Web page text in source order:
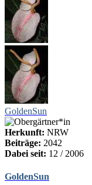
GoldenSun
Herkunft: NRW
Beiträge: 2042
Dabei seit: 12 / 2006
GoldenSun